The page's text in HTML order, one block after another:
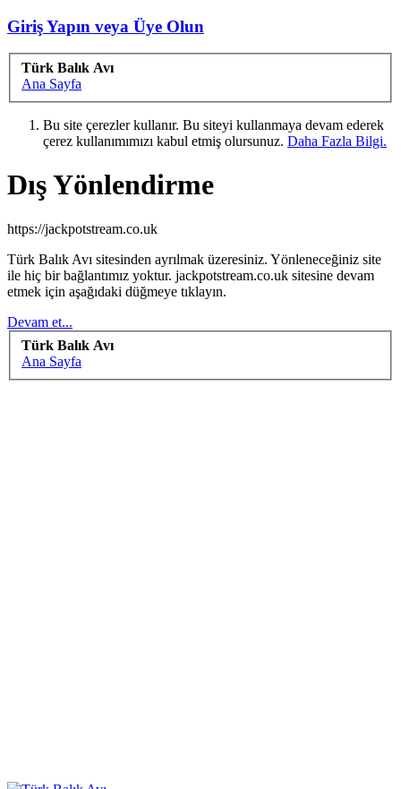
Giriş Yapın veya Üye Olun
Türk Balık Avı
Ana Sayfa
Bu site çerezler kullanır. Bu siteyi kullanmaya devam ederek
çerez kullanımımızı kabul etmiş olursunuz. Daha Fazla Bilgi.
Dış Yönlendirme
https://jackpotstream.co.uk
Türk Balık Avı sitesinden ayrılmak üzeresiniz. Yönleneceğiniz site
ile hiç bir bağlantımız yoktur. jackpotstream.co.uk sitesine devam
etmek için aşağıdaki düğmeye tıklayın.
Devam et...
Türk Balık Avı
Ana Sayfa